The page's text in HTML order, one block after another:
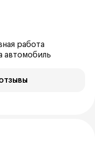
работа
автомобиль